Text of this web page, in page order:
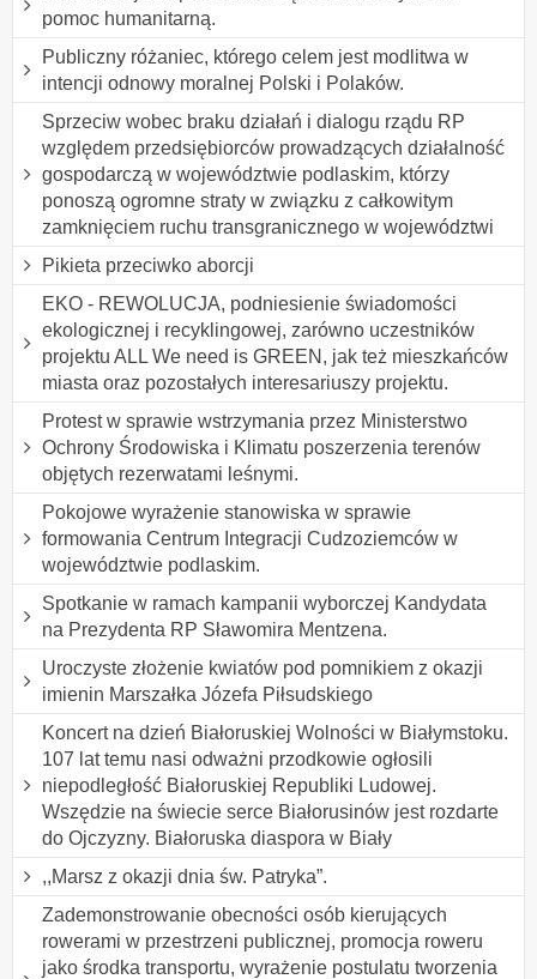
pomoc humanitarną.
Publiczny różaniec, którego celem jest modlitwa w
intencji odnowy moralnej Polski i Polaków.
Sprzeciw wobec braku działań i dialogu rządu RP
względem przedsiębiorców prowadzących działalność
gospodarczą w województwie podlaskim, którzy
ponoszą ogromne straty w związku z całkowitym
zamknięciem ruchu transgranicznego w województwi
Pikieta przeciwko aborcji
EKO - REWOLUCJA, podniesienie świadomości
ekologicznej i recyklingowej, zarówno uczestników
projektu ALL We need is GREEN, jak też mieszkańców
miasta oraz pozostałych interesariuszy projektu.
Protest w sprawie wstrzymania przez Ministerstwo
Ochrony Środowiska i Klimatu poszerzenia terenów
objętych rezerwatami leśnymi.
Pokojowe wyrażenie stanowiska w sprawie
formowania Centrum Integracji Cudzoziemców w
województwie podlaskim.
Spotkanie w ramach kampanii wyborczej Kandydata
na Prezydenta RP Sławomira Mentzena.
Uroczyste złożenie kwiatów pod pomnikiem z okazji
imienin Marszałka Józefa Piłsudskiego
Koncert na dzień Białoruskiej Wolności w Białymstoku.
107 lat temu nasi odważni przodkowie ogłosili
niepodległość Białoruskiej Republiki Ludowej.
Wszędzie na świecie serce Białorusinów jest rozdarte
do Ojczyzny. Białoruska diaspora w Biały
,,Marsz z okazji dnia św. Patryka”.
Zademonstrowanie obecności osób kierujących
rowerami w przestrzeni publicznej, promocja roweru
jako środka transportu, wyrażenie postulatu tworzenia